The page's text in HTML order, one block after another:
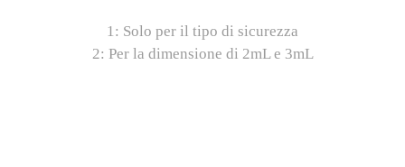
1: Solo per il tipo di sicurezza
2: Per la dimensione di 2mL e 3mL